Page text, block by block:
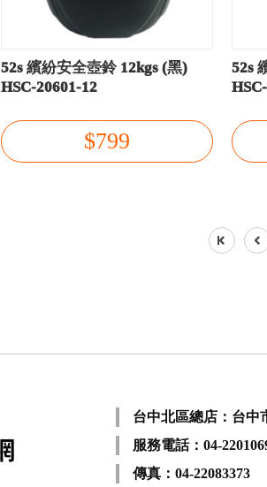
52s 繽紛安全壺鈴 12kgs (黑)
HSC-20601-12
$799
52s
台中北區總店：台中
服務電話：04-
傳真：04-22083373